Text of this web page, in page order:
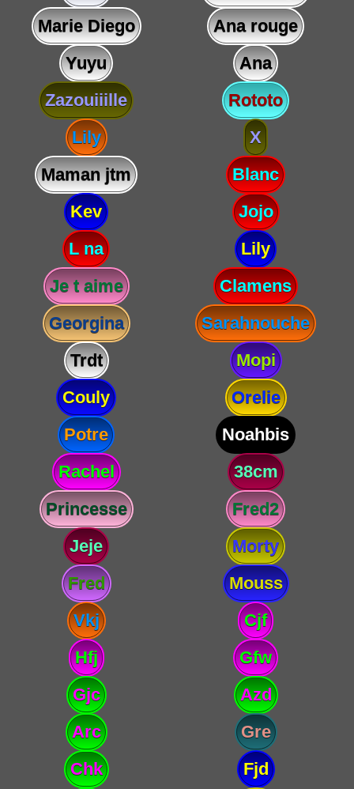
Marie Diego
Ana rouge
Yuyu
Ana
Zazouiiille
Rototo
Lily
X
Maman jtm
Blanc
Kev
Jojo
L na
Lily
Je t aime
Clamens
Georgina
Sarahnouche
Trdt
Mopi
Couly
Orelie
Potre
Noahbis
Rachel
38cm
Princesse
Fred2
Jeje
Morty
Fred
Mouss
Vkj
Cjf
Hfj
Gfw
Gjc
Azd
Arc
Gre
Chk
Fjd